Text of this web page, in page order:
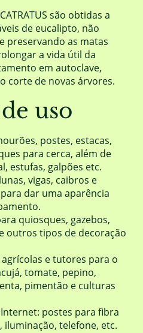
são obtidas a
de eucalipto, não
preservando as matas
a vida útil da
em autoclave,
corte de novas árvores.
uso
postes, estacas,
para cerca, além de
estufas, galpões etc.
vigas, caibros e
dar uma aparência
quiosques, gazebos,
outros tipos de decoração
e tutores para o
tomate, pepino,
pimentão e culturas
postes para fibra
iluminação, telefone, etc.